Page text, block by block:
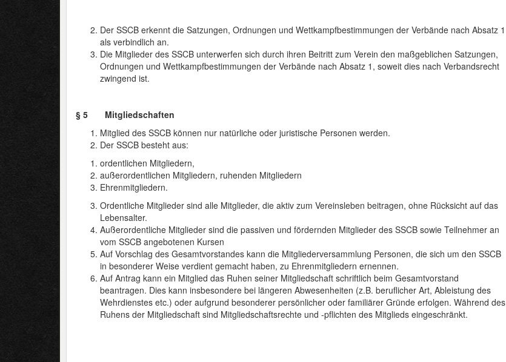
Der SSCB erkennt die Satzungen, Ordnungen und Wettkampfbestimmungen der Verbände nach Absatz 1
als verbindlich an.
Die Mitglieder des SSCB unterwerfen sich durch ihren Beitritt zum Verein den maßgeblichen Satzungen,
Ordnungen und Wettkampfbestimmungen der Verbände nach Absatz 1, soweit dies nach Verbandsrecht
zwingend ist.
§ 5 Mitgliedschaften
Mitglied des SSCB können nur natürliche oder juristische Personen werden.
Der SSCB besteht aus:
ordentlichen Mitgliedern,
außerordentlichen Mitgliedern, ruhenden Mitgliedern
Ehrenmitgliedern.
Ordentliche Mitglieder sind alle Mitglieder, die aktiv zum Vereinsleben beitragen, ohne Rücksicht auf das
Lebensalter.
Außerordentliche Mitglieder sind die passiven und fördernden Mitglieder des SSCB sowie Teilnehmer an
vom SSCB angebotenen Kursen
Auf Vorschlag des Gesamtvorstandes kann die Mitgliederversammlung Personen, die sich um den SSCB
in besonderer Weise verdient gemacht haben, zu Ehrenmitgliedern ernennen.
Auf Antrag kann ein Mitglied das Ruhen seiner Mitgliedschaft schriftlich beim Gesamtvorstand
beantragen. Dies kann insbesondere bei längeren Abwesenheiten (z.B. beruflicher Art, Ableistung des
Wehrdienstes etc.) oder aufgrund besonderer persönlicher oder familiärer Gründe erfolgen. Während des
Ruhens der Mitgliedschaft sind Mitgliedschaftsrechte und -pflichten des Mitglieds eingeschränkt.